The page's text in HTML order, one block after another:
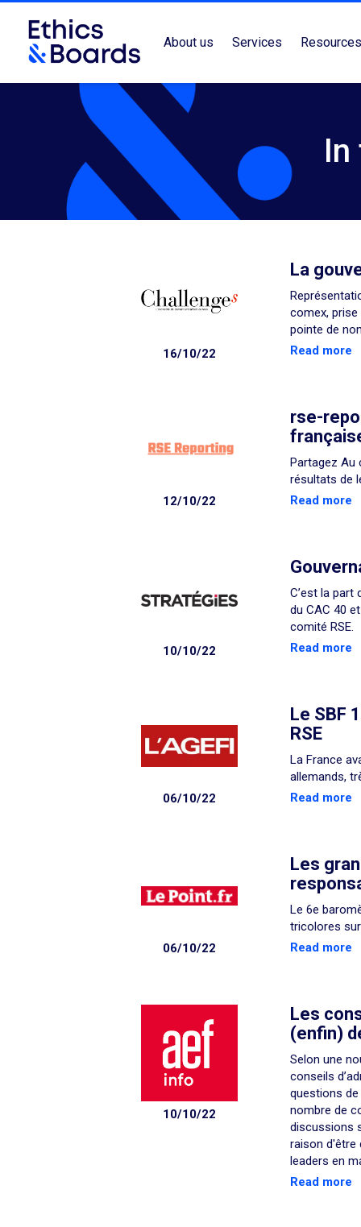
About us Services Resources
In
La
comex,
pointe de
Read more
16/10/22
rse-
Partagez Au
résultats de
Read more
12/10/22
C’est la part
du CAC 40
comité RSE.
Read more
10/10/22
Le SBF
RSE
La France
allemands,
Read more
06/10/22
Les
Le 6e
tricolores
Read more
06/10/22
Les
(enfin)
Selon une
conseils
questions de
nombre de
discussions
raison d'être
leaders en
Read more
10/10/22